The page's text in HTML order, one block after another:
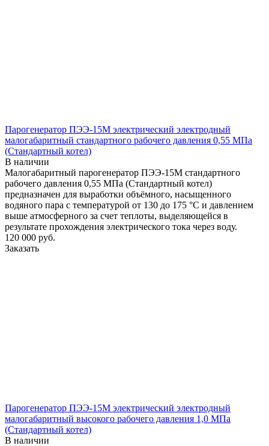
Парогенератор ПЭЭ-15М электрический электродный
малогабаритный стандартного рабочего давления 0,55 МПа
(Стандартный котел)
В наличии
Малогабаритный парогенератор ПЭЭ-15М стандартного
рабочего давления 0,55 МПа (Стандартный котел)
предназначен для выработки объёмного, насыщенного
водяного пара с температурой от 130 до 175 °С и давлением
выше атмосферного за счет теплоты, выделяющейся в
результате прохождения электрического тока через воду.
120 000 руб.
Заказать
Парогенератор ПЭЭ-15М электрический электродный
малогабаритный высокого рабочего давления 1,0 МПа
(Стандартный котел)
В наличии